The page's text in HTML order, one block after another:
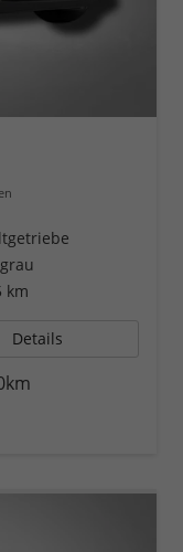
km
Details